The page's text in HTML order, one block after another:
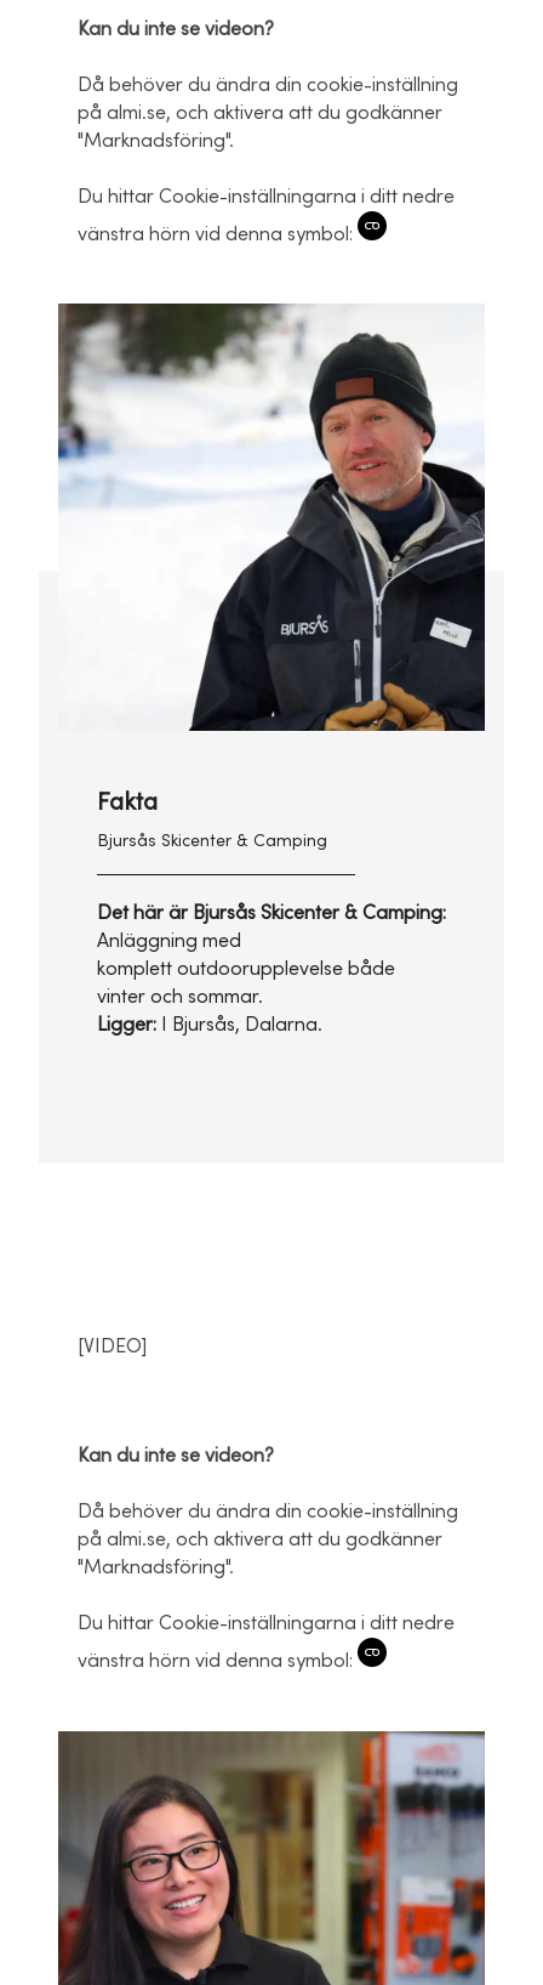
Kan du inte se videon?
Då behöver du ändra din cookie-inställning
på almi.se, och aktivera att du godkänner
"Marknadsföring".
Du hittar Cookie-inställningarna i ditt nedre
vänstra hörn vid denna symbol:
Fakta
Bjursås Skicenter & Camping
Det här är Bjursås Skicenter & Camping:
Anläggning med
komplett outdoorupplevelse både
vinter och sommar.
Ligger: I Bjursås, Dalarna.
[VIDEO]
Kan du inte se videon?
Då behöver du ändra din cookie-inställning
på almi.se, och aktivera att du godkänner
"Marknadsföring".
Du hittar Cookie-inställningarna i ditt nedre
vänstra hörn vid denna symbol: